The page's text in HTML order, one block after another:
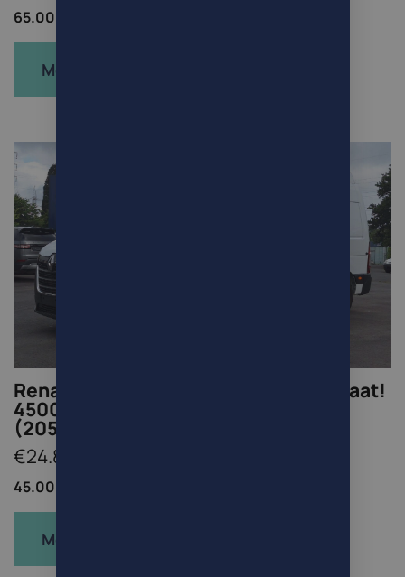
65.000km /
Meer info
Renault Master 2.3Dci L3H3 Prachtstaat!
45000km camera
(20500Netto+Btw/Tva)
€24.805
45.000km /
Meer info